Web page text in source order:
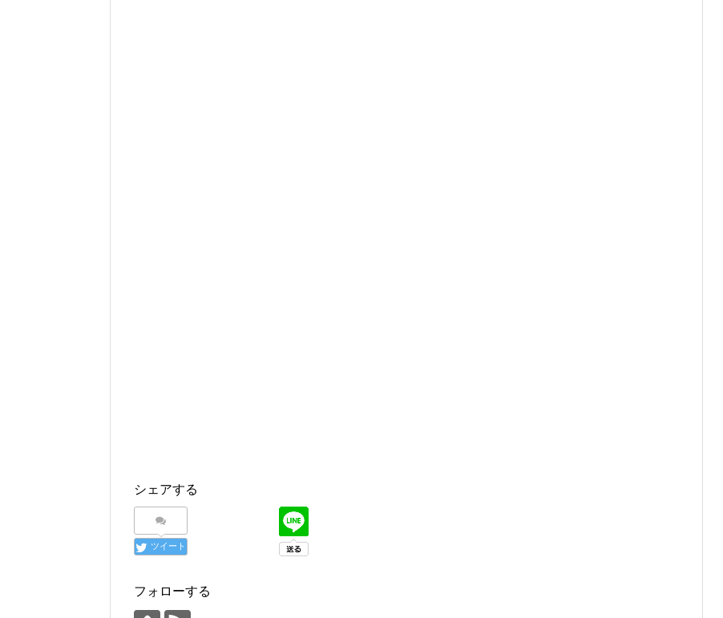
シェアする
ツイート
フォローする